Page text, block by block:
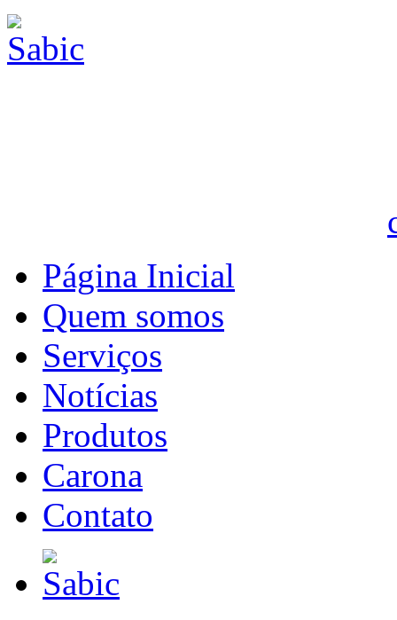
Página Inicial
Quem somos
Serviços
Notícias
Produtos
Carona
Contato